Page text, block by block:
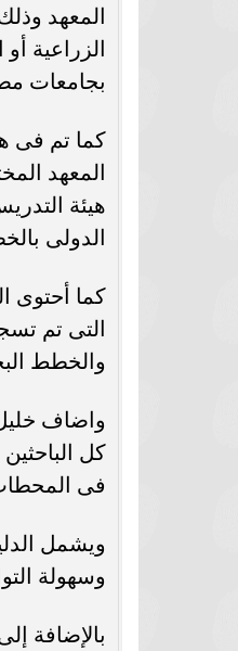
المعهد
الزراعية
بجامعات
كما تم فى
المعهد
هيئة
الدولى
كما أحتوى
التى تم
والخطط
واضاف
كل
فى
ويشمل
وسهولة
بالإضافة